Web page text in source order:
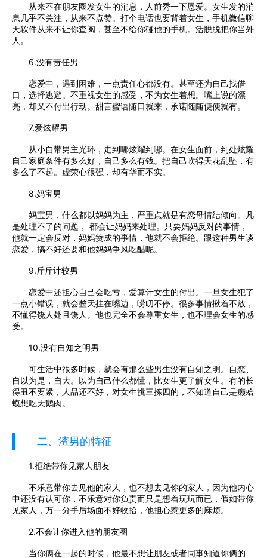
从来不在朋友圈发女生的消息，人前秀一下恩爱。女生发的消
息几乎不关注，从来不点赞。打个电话也要背着女生，手机微信聊
天软件从来不让你查阅，甚至不给你碰他的手机。活脱脱把你当外
人。
6.没有责任男
恋爱中，遇到困难，一点责任心都没有。甚至还为自己找借
口，选择逃避。不重视女生的感受，不为女生着想。嘴上说的漂
亮，却又不付出行动。甜言蜜语随口就来，承诺随随便便就有。
7.爱炫耀男
从小自带男主光环，走到哪炫耀到哪。在女生面前，到处炫耀
自己家庭条件有多么好，自己多么有钱。把自己吹得天花乱坠，有
多么了不起。虚荣心很强，却有华而不实。
8.妈宝男
妈宝男，什么都以妈妈为主，严重点就是有恋母情结倾向。凡
是处理不了的问题， 都会让妈妈来处理。只要妈妈反对的事情，
他就一定会反对，妈妈赞成的事情，他就不会拒绝。跟这种男生谈
恋爱，搞不好还要和他妈妈争风吃醋呢。
9.斤斤计较男
恋爱中还担心自己会吃亏，爱算计女生的付出。一旦女生犯了
一点小错误，就会整天挂在嘴边，唠叨不停。很多事情揪着不放，
不懂得饶人处且饶人。他也完全不会尊重女生，也不理会女生的感
受。
10.没有自知之明男
可生活中很多时候，就会有那么些男生没有自知之明。自恋、
自以为是，自大。以为自己什么都懂，比女生更了解女生。有的长
得丑不要紧，人品还不好，对女生挑三拣四的，不知道自己是癞蛤
蟆想吃天鹅肉。
二、渣男的特征
1.拒绝带你见家人朋友
不乐意带你去见他的家人，也不想去见你的家人，因为他内心
中还没有认可你，不乐意对你负责而只是想着玩玩而已，假如带你
见家人，万一分手后场面不好收拾，他担心惹更多的麻烦。
2.不会让你进入他的朋友圈
当你俩在一起的时候，他最不想让朋友或者同事知道你俩的